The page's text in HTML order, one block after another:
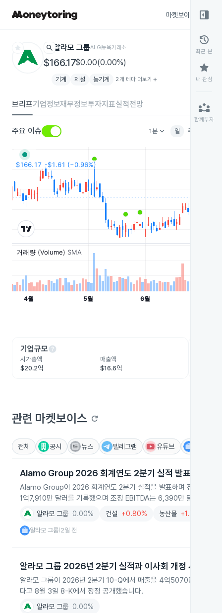
마켓보이스
star search 알라모 그룹ALG뉴욕거래소
$166.17$0.00(0.00%)
기계 제설 농기계 2개 테마 더보기 add
브리프기업정보재무정보투자지표실적전망
주요 이슈 1분keyboard_arrow_down 일 주
기업규모help
시가총액
$20.2억
매출액
$16.6억
관련 마켓보이스 refresh
전체 공시 뉴스 텔레그램 유튜브
Alamo Group 2026 회계연도 2분기 실적 발표
Alamo Group이 2026 회계연도 2분기 실적을 발표하며 전체 순매
1억7,910만 달러를 기록했으며 조정 EBITDA는 6,390만 달러였다고
알라모 그룹 0.00% 건설 +0.80% 농산물 +1.73%
알라모 그룹 2일 전
알라모 그룹 2026년 2분기 실적과 이사회 개정 사항
알라모 그룹이 2026년 2분기 10-Q에서 매출을 4억5070만 달러로
다고 8월 3일 8-K에서 정정 공개했습니다.
알라모 그룹 0.00%
right_panel_open
history
최근 본
star
내 관심
partner_exchange
함께투자